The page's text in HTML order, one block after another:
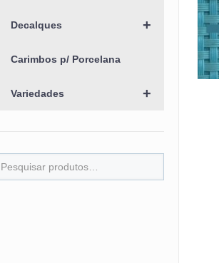
+
Decalques
Carimbos p/ Porcelana
+
Variedades